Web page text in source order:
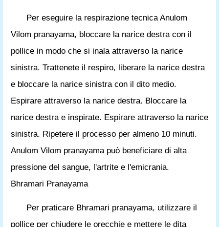
Per eseguire la respirazione tecnica Anulom
Vilom pranayama, bloccare la narice destra con il
pollice in modo che si inala attraverso la narice
sinistra. Trattenete il respiro, liberare la narice destra
e bloccare la narice sinistra con il dito medio.
Espirare attraverso la narice destra. Bloccare la
narice destra e inspirate. Espirare attraverso la narice
sinistra. Ripetere il processo per almeno 10 minuti.
Anulom Vilom pranayama può beneficiare di alta
pressione del sangue, l'artrite e l'emicrania.
Bhramari Pranayama
Per praticare Bhramari pranayama, utilizzare il
pollice per chiudere le orecchie e mettere le dita